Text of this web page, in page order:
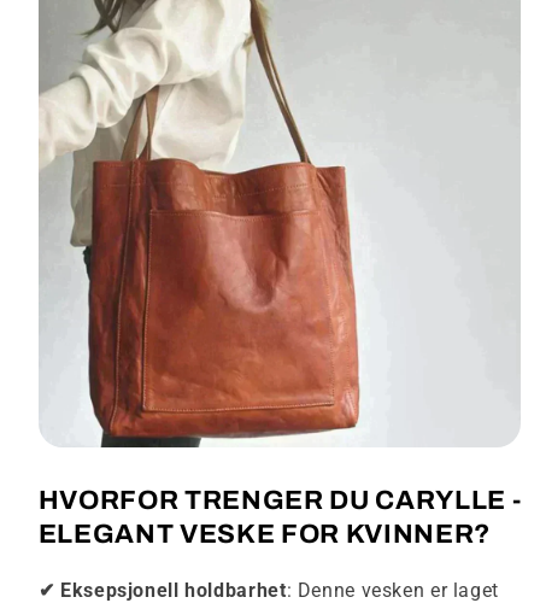
HVORFOR TRENGER DU CARYLLE -
ELEGANT VESKE FOR KVINNER?
✔ Eksepsjonell holdbarhet: Denne vesken er laget